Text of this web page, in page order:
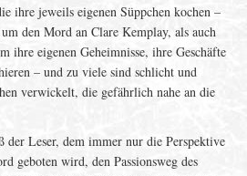
ihre jeweils eigenen Süppchen kochen –
den Mord an Clare Kemplay, als auch
ihre eigenen Geheimnisse, ihre Geschäfte
– und zu viele sind schlicht und
verwickelt, die gefährlich nahe an die
der Leser, dem immer nur die Perspektive
geboten wird, den Passionsweg des